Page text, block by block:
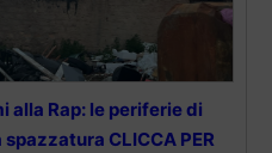
alla Rap: le periferie di
CLICCA PER